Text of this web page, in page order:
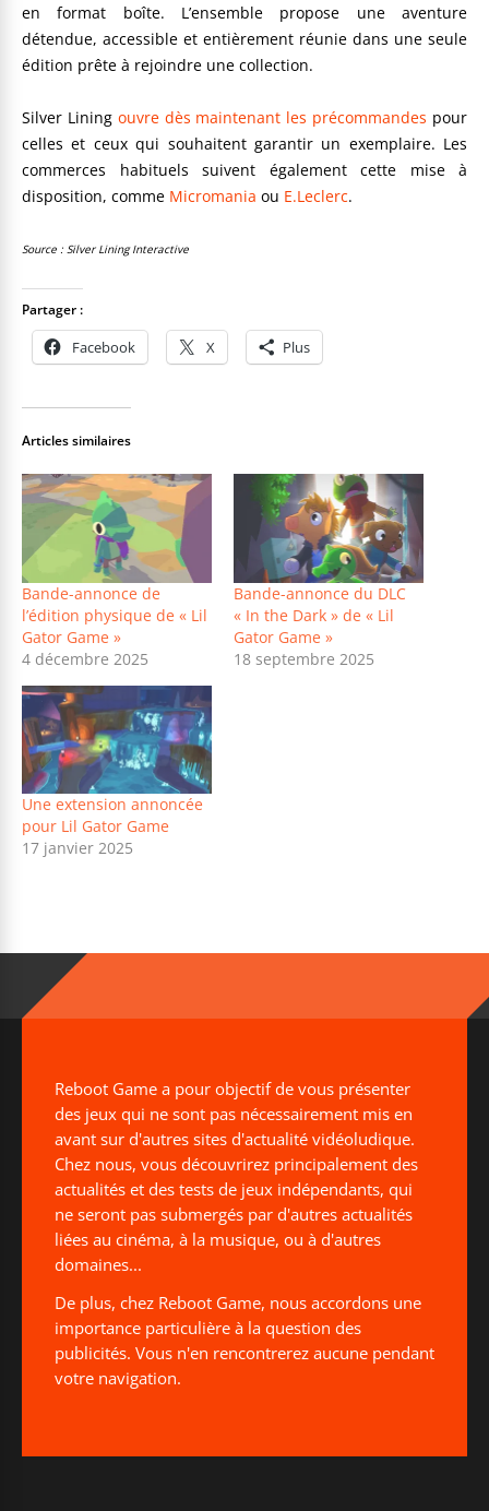
en format boîte. L’ensemble propose une aventure
détendue, accessible et entièrement réunie dans une seule
édition prête à rejoindre une collection.
Silver Lining ouvre dès maintenant les précommandes pour
celles et ceux qui souhaitent garantir un exemplaire. Les
commerces habituels suivent également cette mise à
disposition, comme Micromania ou E.Leclerc.
Source : Silver Lining Interactive
Partager :
Facebook X Plus
Articles similaires
Bande-annonce de
l’édition physique de « Lil
Gator Game »
4 décembre 2025
Bande-annonce du DLC
« In the Dark » de « Lil
Gator Game »
18 septembre 2025
Une extension annoncée
pour Lil Gator Game
17 janvier 2025
Reboot Game a pour objectif de vous présenter
des jeux qui ne sont pas nécessairement mis en
avant sur d'autres sites d'actualité vidéoludique.
Chez nous, vous découvrirez principalement des
actualités et des tests de jeux indépendants, qui
ne seront pas submergés par d'autres actualités
liées au cinéma, à la musique, ou à d'autres
domaines...
De plus, chez Reboot Game, nous accordons une
importance particulière à la question des
publicités. Vous n'en rencontrerez aucune pendant
votre navigation.